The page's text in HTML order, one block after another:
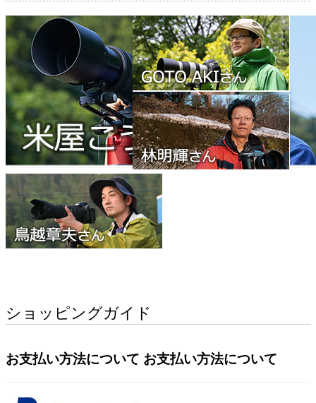
ショッピングガイド
お支払い方法について お支払い方法について